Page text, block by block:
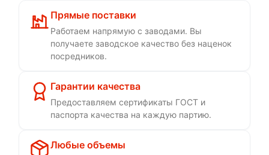
Прямые поставки
Работаем напрямую с заводами. Вы
получаете заводское качество без наценок
посредников.
Гарантии качества
Предоставляем сертификаты ГОСТ и
паспорта качества на каждую партию.
Любые объемы